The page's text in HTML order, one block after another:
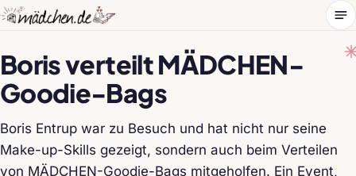
Boris verteilt MÄDCHEN-
Goodie-Bags
Boris Entrup war zu Besuch und hat nicht nur seine
Make-up-Skills gezeigt, sondern auch beim Verteilen
von MÄDCHEN-Goodie-Bags mitgeholfen. Ein Event,